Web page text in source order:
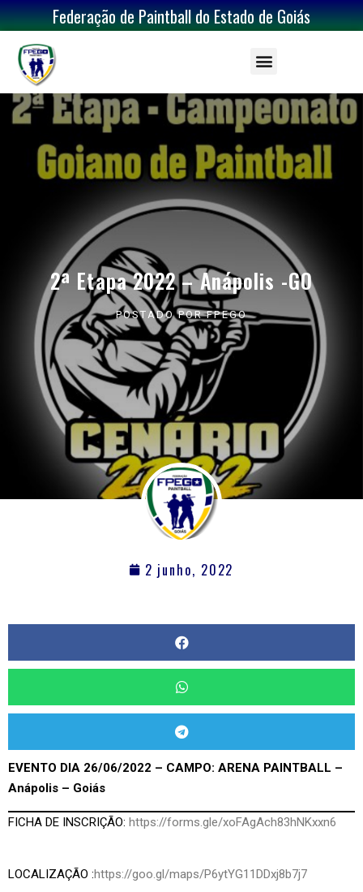
Federação de Paintball do Estado de Goiás
2ª Etapa 2022 – Anápolis -GO
POSTADO PORFPEGO
2 junho, 2022
EVENTO DIA 26/06/2022 – CAMPO: ARENA PAINTBALL –
Anápolis – Goiás
FICHA DE INSCRIÇÃO: https://forms.gle/xoFAgAch83hNKxxn6
LOCALIZAÇÃO :https://goo.gl/maps/P6ytYG11DDxj8b7j7